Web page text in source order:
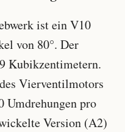
ist ein V10
von 80°. Der
Kubikzentimetern.
Vierventilmotors
Umdrehungen pro
Version (A2)